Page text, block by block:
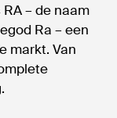
– de naam
Ra – een
markt. Van